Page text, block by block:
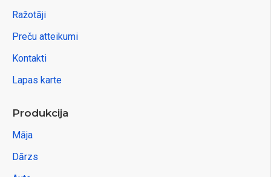
Ražotāji
Preču atteikumi
Kontakti
Lapas karte
Produkcija
Māja
Dārzs